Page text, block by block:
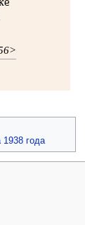
1938 года